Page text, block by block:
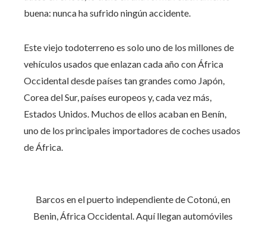
buena: nunca ha sufrido ningún accidente.
Este viejo todoterreno es solo uno de los millones de
vehículos usados ​​que enlazan cada año con África
Occidental desde países tan grandes como Japón,
Corea del Sur, países europeos y, cada vez más,
Estados Unidos. Muchos de ellos acaban en Benín,
uno de los principales importadores de coches usados ​​
de África.
Barcos en el puerto independiente de Cotonú, en
Benin, África Occidental. Aquí llegan automóviles